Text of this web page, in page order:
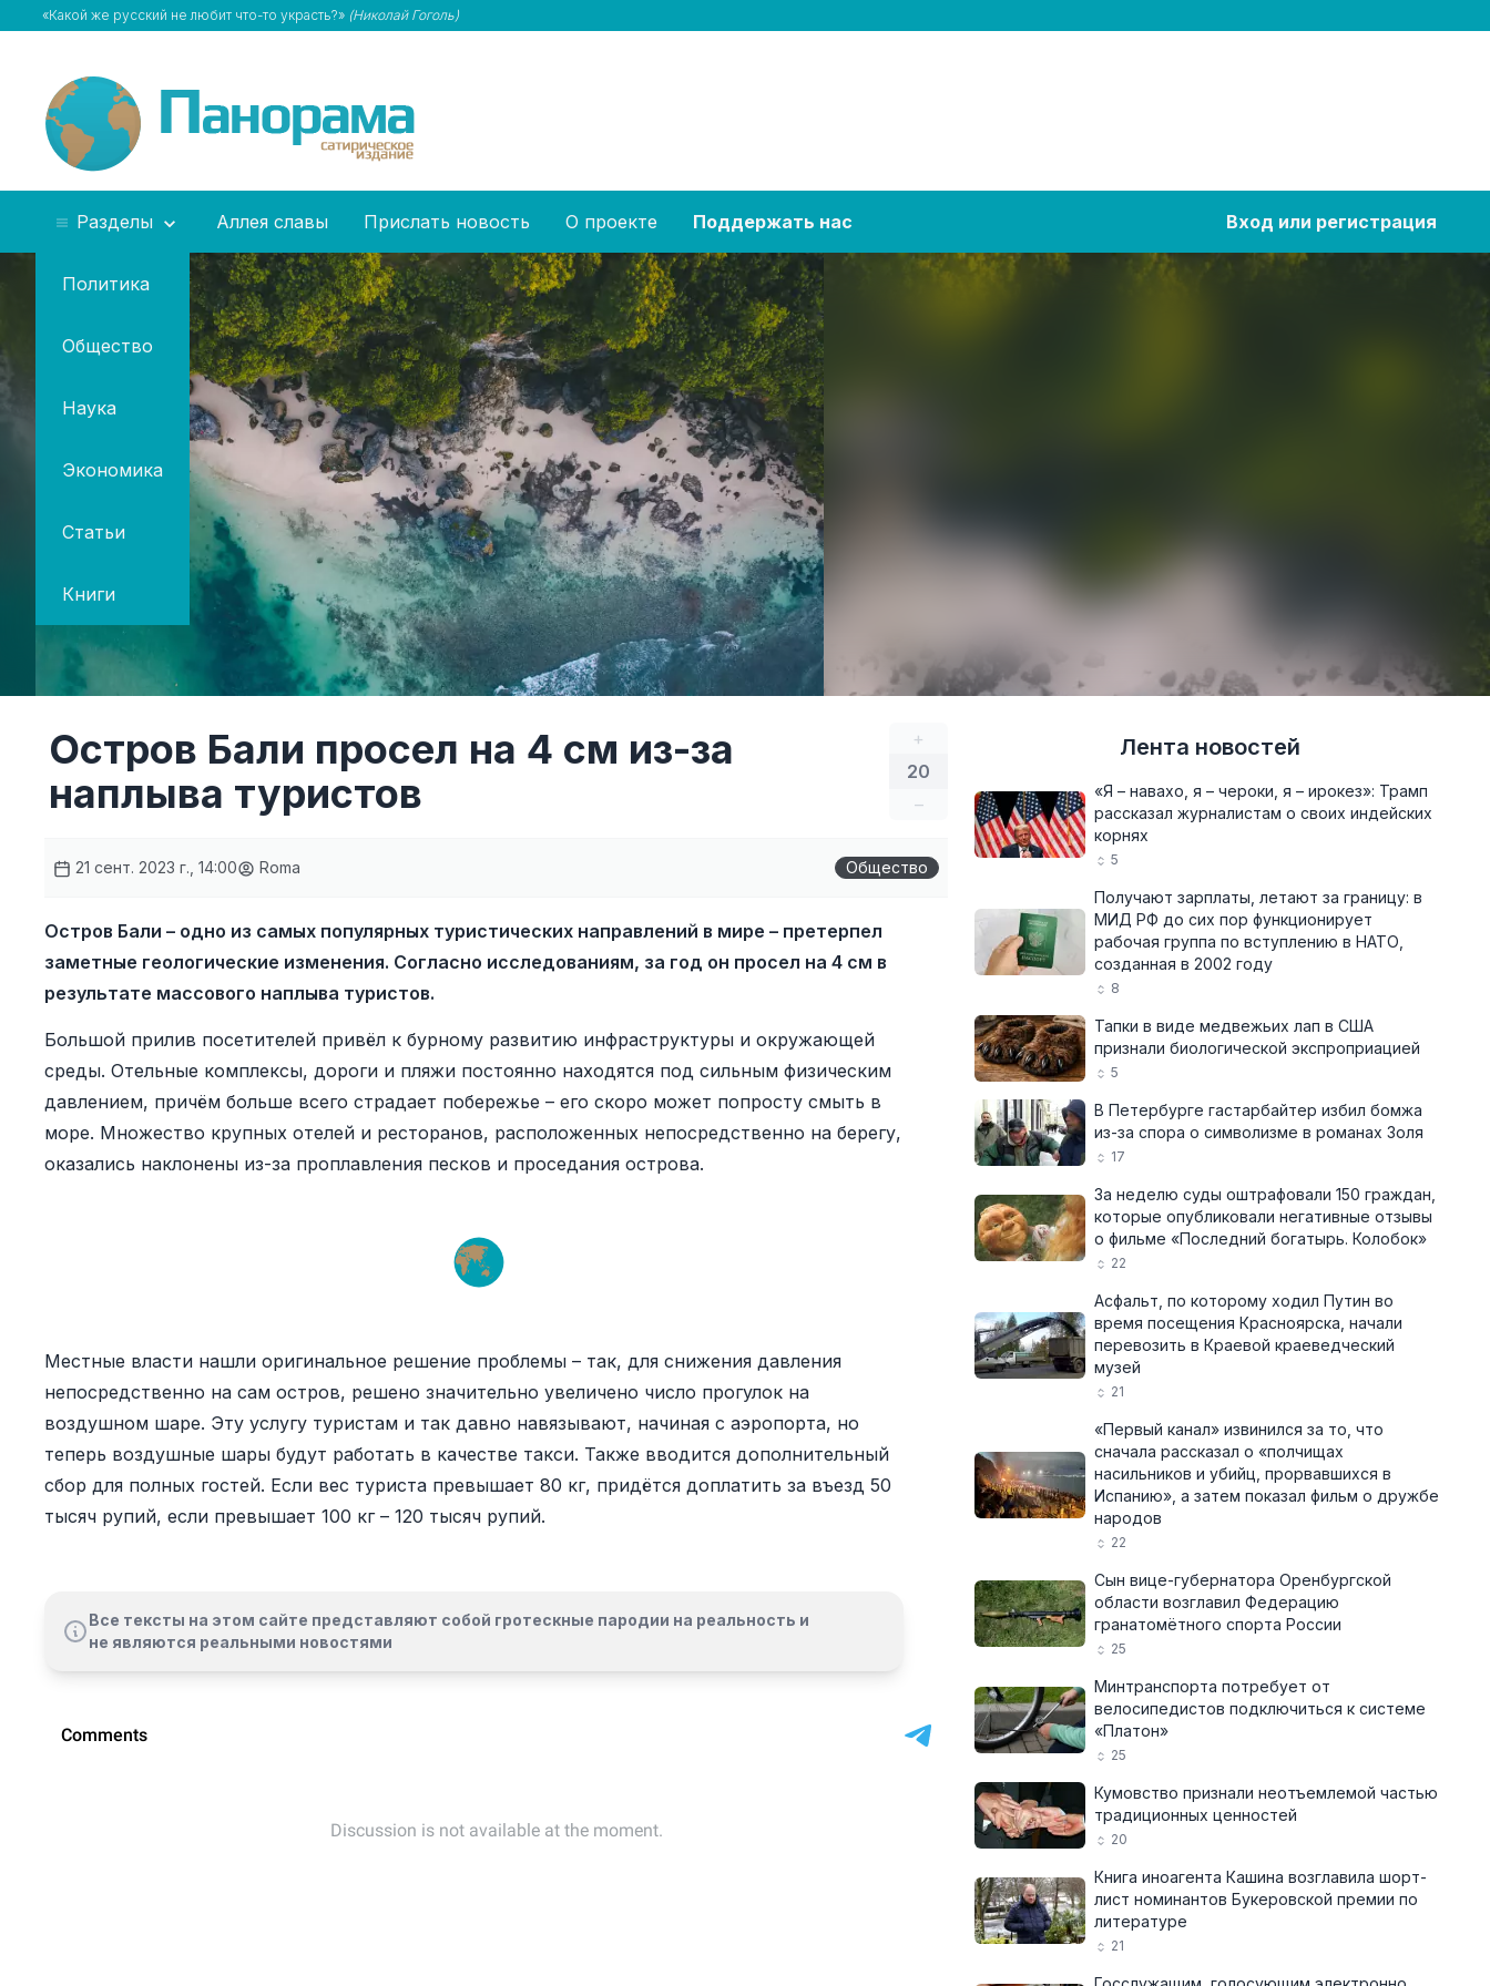
«Какой же русский не любит что-то украсть?» (Николай Гоголь)
Разделы
Политика
Общество
Наука
Экономика
Статьи
Книги
Аллея славы Прислать новость О проекте Поддержать нас Вход или регистрация
+
20
–
Остров Бали просел на 4 см из-за
наплыва туристов
21 сент. 2023 г., 14:00 Roma Общество
Остров Бали – одно из самых популярных туристических направлений в мире – претерпел
заметные геологические изменения. Согласно исследованиям, за год он просел на 4 см в
результате массового наплыва туристов.
Большой прилив посетителей привёл к бурному развитию инфраструктуры и окружающей
среды. Отельные комплексы, дороги и пляжи постоянно находятся под сильным физическим
давлением, причём больше всего страдает побережье – его скоро может попросту смыть в
море. Множество крупных отелей и ресторанов, расположенных непосредственно на берегу,
оказались наклонены из-за проплавления песков и проседания острова.
Местные власти нашли оригинальное решение проблемы – так, для снижения давления
непосредственно на сам остров, решено значительно увеличено число прогулок на
воздушном шаре. Эту услугу туристам и так давно навязывают, начиная с аэропорта, но
теперь воздушные шары будут работать в качестве такси. Также вводится дополнительный
сбор для полных гостей. Если вес туриста превышает 80 кг, придётся доплатить за въезд 50
тысяч рупий, если превышает 100 кг – 120 тысяч рупий.
Все тексты на этом сайте представляют собой гротескные пародии на реальность и
не являются реальными новостями
Лента новостей
«Я – навахо, я – чероки, я – ирокез»: Трамп
рассказал журналистам о своих индейских
корнях
5
Получают зарплаты, летают за границу: в
МИД РФ до сих пор функционирует
рабочая группа по вступлению в НАТО,
созданная в 2002 году
8
Тапки в виде медвежьих лап в США
признали биологической экспроприацией
5
В Петербурге гастарбайтер избил бомжа
из-за спора о символизме в романах Золя
17
За неделю суды оштрафовали 150 граждан,
которые опубликовали негативные отзывы
о фильме «Последний богатырь. Колобок»
22
Асфальт, по которому ходил Путин во
время посещения Красноярска, начали
перевозить в Краевой краеведческий
музей
21
«Первый канал» извинился за то, что
сначала рассказал о «полчищах
насильников и убийц, прорвавшихся в
Испанию», а затем показал фильм о дружбе
народов
22
Сын вице-губернатора Оренбургской
области возглавил Федерацию
гранатомётного спорта России
25
Минтранспорта потребует от
велосипедистов подключиться к системе
«Платон»
25
Кумовство признали неотъемлемой частью
традиционных ценностей
20
Книга иноагента Кашина возглавила шорт-
лист номинантов Букеровской премии по
литературе
21